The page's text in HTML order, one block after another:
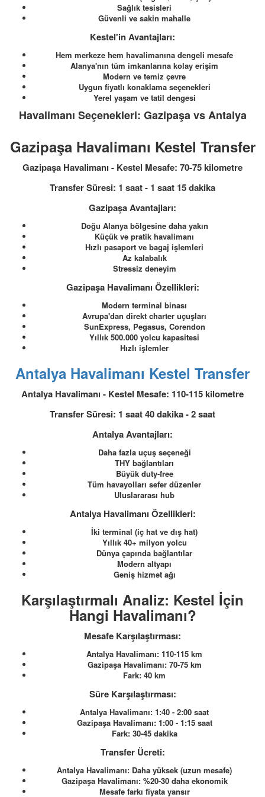
Sağlık tesisleri
Güvenli ve sakin mahalle
Kestel'in Avantajları:
Hem merkeze hem havalimanına dengeli mesafe
Alanya'nın tüm imkanlarına kolay erişim
Modern ve temiz çevre
Uygun fiyatlı konaklama seçenekleri
Yerel yaşam ve tatil dengesi
Havalimanı Seçenekleri: Gazipaşa vs Antalya
Gazipaşa Havalimanı Kestel Transfer
Gazipaşa Havalimanı - Kestel Mesafe: 70-75 kilometre
Transfer Süresi: 1 saat - 1 saat 15 dakika
Gazipaşa Avantajları:
Doğu Alanya bölgesine daha yakın
Küçük ve pratik havalimanı
Hızlı pasaport ve bagaj işlemleri
Az kalabalık
Stressiz deneyim
Gazipaşa Havalimanı Özellikleri:
Modern terminal binası
Avrupa'dan direkt charter uçuşları
SunExpress, Pegasus, Corendon
Yıllık 500.000 yolcu kapasitesi
Hızlı işlemler
Antalya Havalimanı Kestel Transfer
Antalya Havalimanı - Kestel Mesafe: 110-115 kilometre
Transfer Süresi: 1 saat 40 dakika - 2 saat
Antalya Avantajları:
Daha fazla uçuş seçeneği
THY bağlantıları
Büyük duty-free
Tüm havayolları sefer düzenler
Uluslararası hub
Antalya Havalimanı Özellikleri:
İki terminal (iç hat ve dış hat)
Yıllık 40+ milyon yolcu
Dünya çapında bağlantılar
Modern altyapı
Geniş hizmet ağı
Karşılaştırmalı Analiz: Kestel İçin
Hangi Havalimanı?
Mesafe Karşılaştırması:
Antalya Havalimanı: 110-115 km
Gazipaşa Havalimanı: 70-75 km
Fark: 40 km
Süre Karşılaştırması:
Antalya Havalimanı: 1:40 - 2:00 saat
Gazipaşa Havalimanı: 1:00 - 1:15 saat
Fark: 30-45 dakika
Transfer Ücreti:
Antalya Havalimanı: Daha yüksek (uzun mesafe)
Gazipaşa Havalimanı: %20-30 daha ekonomik
Mesafe farkı fiyata yansır